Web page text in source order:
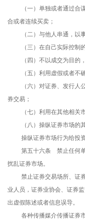
（一）单独或者通过
合或者连续买卖；
（二）与他人串通，以
（三）在自己实际控制
（四）不以成交为目的
（五）利用虚假或者不
（六）对证券、发行
券交易；
（七）利用在其他相关
（八）操纵证券市场的
操纵证券市场行为给投
第五十六条 禁止任何
扰乱证券市场。
禁止证券交易场所、证
业人员，证券业协会、证券
出虚假陈述或者信息误导。
各种传播媒介传播证券